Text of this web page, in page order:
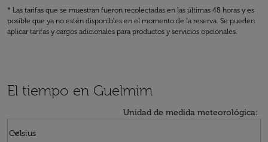
* Las tarifas que se muestran fueron recolectadas en las últimas 48 horas y es
posible que ya no estén disponibles en el momento de la reserva. Se pueden
aplicar tarifas y cargos adicionales para productos y servicios opcionales.
El tiempo en Guelmim
Unidad de medida meteorológica:
Celsius
keyboard_arrow_down